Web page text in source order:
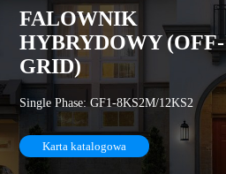
FALOWNIK
HYBRYDOWY (OFF-
GRID)
Single Phase: GF1-8KS2M/12KS2
Karta katalogowa